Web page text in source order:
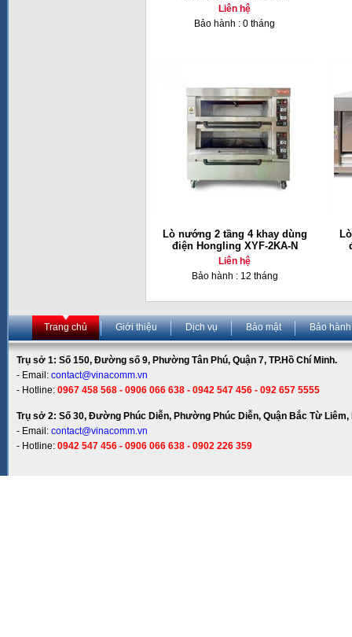
Liên hệ
Bảo hành : 0 tháng
Lò nướng 2 tầng 4 khay dùng
điện Hongling XYF-2KA-N
Liên hệ
Bảo hành : 12 tháng
Trang chủ Giới thiệu Dịch vụ Bảo mật Bảo hành
Trụ sở 1: Số 150, Đường số 9, Phường Tân Phú, Quận 7, TP.Hồ Chí Minh.
- Email: contact@vinacomm.vn
- Hotline: 0967 458 568 - 0906 066 638 - 0942 547 456 - 092 657 5555
Trụ sở 2: Số 30, Đường Phúc Diễn, Phường Phúc Diễn, Quận Bắc Từ Liêm,
- Email: contact@vinacomm.vn
- Hotline: 0942 547 456 - 0906 066 638 - 0902 226 359